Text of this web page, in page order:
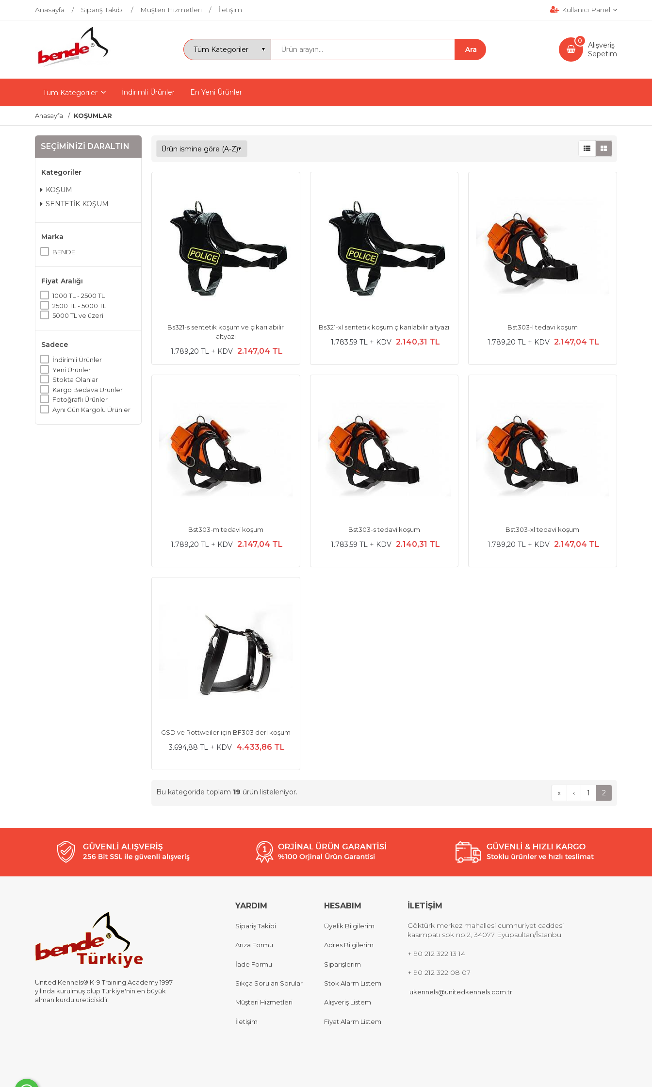
Anasayfa Sipariş Takibi Müşteri Hizmetleri İletişim Kullanıcı Paneli
Alışveriş
Sepetim
0
Tüm Kategoriler İndirimli Ürünler En Yeni Ürünler
Anasayfa KOŞUMLAR
SEÇIMINIZI DARALTIN
Kategoriler
KOŞUM
SENTETİK KOŞUM
Marka
BENDE
Fiyat Aralığı
1000 TL - 2500 TL
2500 TL - 5000 TL
5000 TL ve üzeri
Sadece
İndirimli Ürünler
Yeni Ürünler
Stokta Olanlar
Kargo Bedava Ürünler
Fotoğraflı Ürünler
Aynı Gün Kargolu Ürünler
Bs321-s sentetik koşum ve çıkarılabilir
altyazı
1.789,20 TL + KDV 2.147,04 TL
Bs321-xl sentetik koşum çıkarılabilir altyazı
1.783,59 TL + KDV 2.140,31 TL
Bst303-l tedavi koşum
1.789,20 TL + KDV 2.147,04 TL
Bst303-m tedavi koşum
1.789,20 TL + KDV 2.147,04 TL
Bst303-s tedavi koşum
1.783,59 TL + KDV 2.140,31 TL
Bst303-xl tedavi koşum
1.789,20 TL + KDV 2.147,04 TL
GSD ve Rottweiler için BF303 deri koşum
3.694,88 TL + KDV 4.433,86 TL
Bu kategoride toplam 19 ürün listeleniyor. « ‹ 1 2
United Kennels® K-9 Training Academy 1997
yılında kurulmuş olup Türkiye'nin en büyük
alman kurdu üreticisidir.
YARDIM
Sipariş Takibi
Arıza Formu
İade Formu
Sıkça Sorulan Sorular
Müşteri Hizmetleri
İletişim
HESABIM
Üyelik Bilgilerim
Adres Bilgilerim
Siparişlerim
Stok Alarm Listem
Alışveriş Listem
Fiyat Alarm Listem
İLETİŞİM
Göktürk merkez mahallesi cumhuriyet caddesi
kasımpatı sok no:2, 34077 Eyüpsultan/İstanbul
+ 90 212 322 13 14
+ 90 212 322 08 07
ukennels@unitedkennels.com.tr